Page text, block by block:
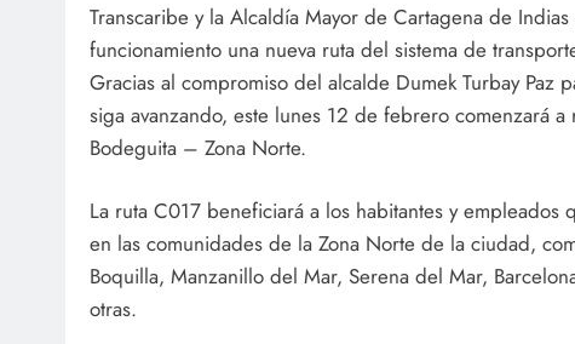
Transcaribe y la Alcaldía Mayor de Cartagena de
funcionamiento una nueva ruta del sistema de
Gracias al compromiso del alcalde Dumek Turbay Paz
siga avanzando, este lunes 12 de febrero comenzará a
Bodeguita – Zona Norte.
La ruta C017 beneficiará a los habitantes y empleados
en las comunidades de la Zona Norte de la ciudad,
Boquilla, Manzanillo del Mar, Serena del Mar,
otras.